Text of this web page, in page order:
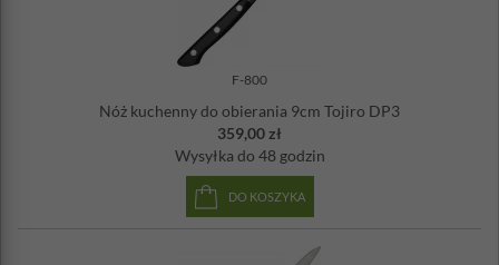
F-800
Nóż kuchenny do obierania 9cm Tojiro DP3
359,00 zł
Wysyłka do 48 godzin
DO KOSZYKA